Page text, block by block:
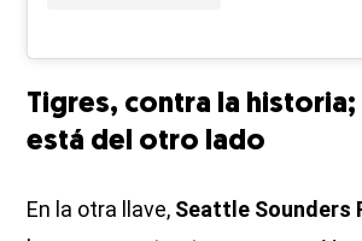
Tigres, contra la historia;
está del otro lado
En la otra llave, Seattle Sounders